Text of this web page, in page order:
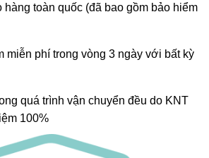
hàng toàn quốc (đã bao gồm bảo hiểm
miễn phí trong vòng 3 ngày với bất kỳ
quá trình vận chuyển đều do KNT
100%